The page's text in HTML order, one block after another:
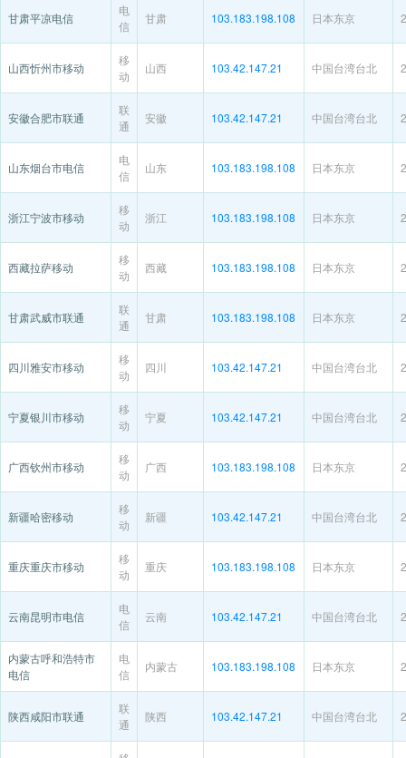
甘肃平凉电信
电
信
甘肃 103.183.198.108 日本东京
山西忻州市移动
移
动
山西 103.42.147.21 中国台湾台北
安徽合肥市联通
联
通
安徽 103.42.147.21 中国台湾台北
山东烟台市电信
电
信
山东 103.183.198.108 日本东京
浙江宁波市移动
移
动
浙江 103.183.198.108 日本东京
西藏拉萨移动
移
动
西藏 103.183.198.108 日本东京
甘肃武威市联通
联
通
甘肃 103.183.198.108 日本东京
四川雅安市移动
移
动
四川 103.42.147.21 中国台湾台北
宁夏银川市移动
移
动
宁夏 103.42.147.21 中国台湾台北
广西钦州市移动
移
动
广西 103.183.198.108 日本东京
新疆哈密移动
移
动
新疆 103.42.147.21 中国台湾台北
重庆重庆市移动
移
动
重庆 103.183.198.108 日本东京
云南昆明市电信
电
信
云南 103.42.147.21 中国台湾台北
内蒙古呼和浩特市
电信
电
信
内蒙古 103.183.198.108 日本东京
陕西咸阳市联通
联
通
陕西 103.42.147.21 中国台湾台北